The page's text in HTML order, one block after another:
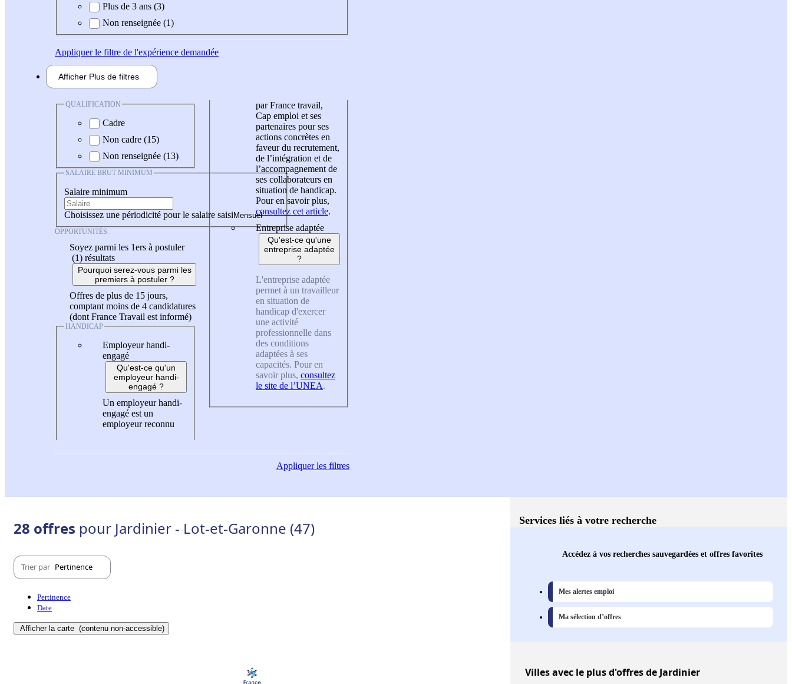
Plus de 3 ans (3)
Non renseignée (1)
Appliquerle filtre de l'expérience demandée
Afficher Plus de filtres
QUALIFICATION
Cadre
Non cadre (15)
Non renseignée (13)
SALAIRE BRUT MINIMUM
Salaire minimum
Choisissez une périodicité pour le salaire saisi
OPPORTUNITÉS
Soyez parmi les 1ers à postuler
(1) résultats
Pourquoi serez-vous parmi les
premiers à postuler ?
Offres de plus de 15 jours,
comptant moins de 4 candidatures
(dont France Travail est informé)
HANDICAP
Employeur handi-
engagé
Qu'est-ce qu'un
employeur handi-
engagé ?
Un employeur handi-
engagé est un
employeur reconnu
par France travail,
Cap emploi et ses
partenaires pour ses
actions concrètes en
faveur du recrutement,
de l’intégration et de
l’accompagnement de
ses collaborateurs en
situation de handicap.
Pour en savoir plus,
consultez cet article.
Entreprise adaptée
Qu'est-ce qu'une
entreprise adaptée
?
L'entreprise adaptée
permet à un travailleur
en situation de
handicap d'exercer
une activité
professionnelle dans
des conditions
adaptées à ses
capacités. Pour en
savoir plus, consultez
le site de l’UNEA.
Appliquerles filtres
28 offres pour Jardinier - Lot-et-Garonne (47)
Trier par Pertinence
Pertinence
Date
Afficher la carte (contenu non-accessible)
Services liés à votre recherche
Accédez à vos recherches sauvegardées et offres favorites
Mes alertes emploi
Ma sélection d’offres
Villesavec le plus d'offres de Jardinier